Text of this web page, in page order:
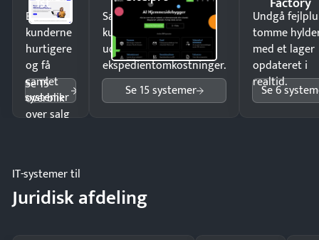
Ekspedér
kunderne
hurtigere
og få
samlet
overblik
over salg
Se 15
systemer
Sælg produkter 24/7 til
kunder i hele landet
uden
ekspedientomkostninger.
Se 15 systemer
Undgå
tomme
med et lager
opdateret i
realtid.
Se 6
IT-systemer til
Juridisk afdeling